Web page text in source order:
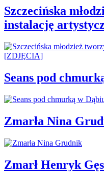
Szczecińska
instalację
Seans pod
Zmarła Nina
Zmarł Henryk